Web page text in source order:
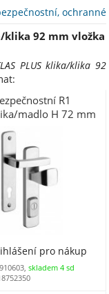
ochranné
klika 92 mm vložka
PLUS klika/klika 92
R1
madlo H 72 mm
nerez 0100 (R
pro nákup
skladem 4 sd